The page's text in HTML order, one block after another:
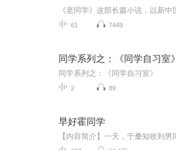
61 7449
同学系列之：《同学自习室》
同学系列之：《同学自习室》
2 89
早好霍同学